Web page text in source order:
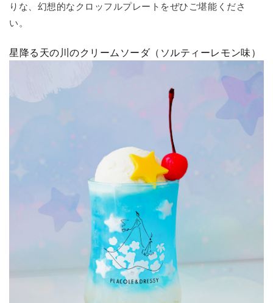
りな、幻想的なクロッフルプレートをぜひご堪能くださ
い。
星降る天の川のクリームソーダ（ソルティーレモン味）